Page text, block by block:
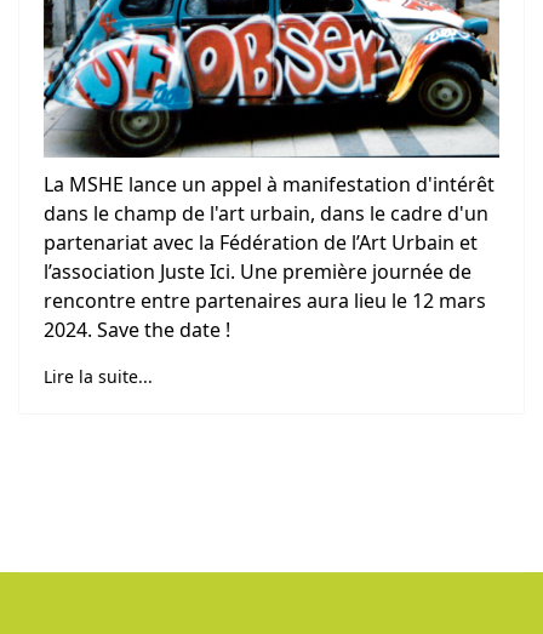
La MSHE lance un appel à manifestation d'intérêt
dans le champ de l'art urbain, dans le cadre d'un
partenariat avec la Fédération de l’Art Urbain et
l’association Juste Ici. Une première journée de
rencontre entre partenaires aura lieu le 12 mars
2024. Save the date !
Lire la suite...